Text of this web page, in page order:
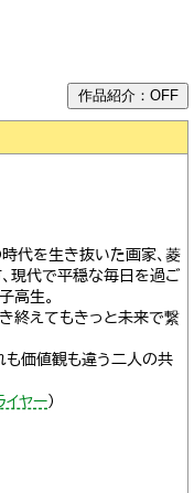
作品紹介：OFF
時代を生き抜いた画家、菱
、現代で平穏な毎日を過ご
高生。
き終えてもきっと未来で繋
も価値観も違う二人の共
イヤー）